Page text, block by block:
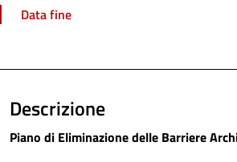
Data fine
Descrizione
Piano di Eliminazione delle Barriere